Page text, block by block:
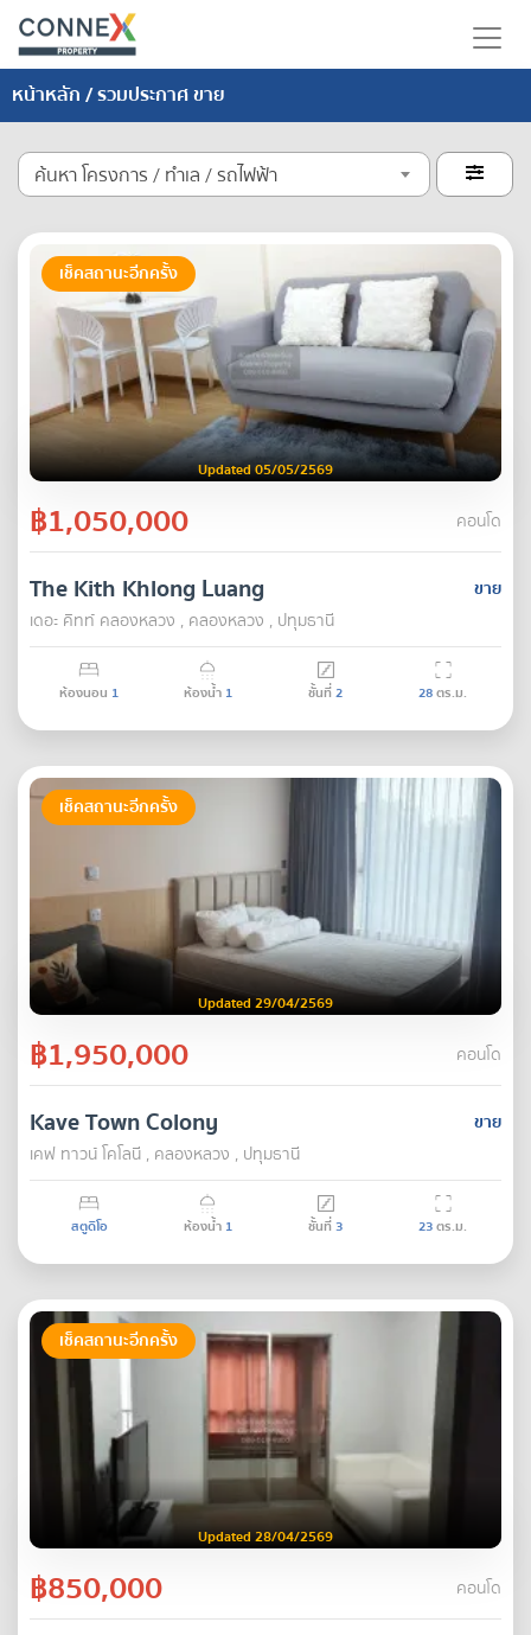
หน้าหลัก/ รวมประกาศ ขาย
ค้นหา โครงการ / ทำเล / รถไฟฟ้า 
เช็คสถานะอีกครั้ง
Updated 05/05/2569
฿1,050,000 คอนโด
ขาย
The Kith Khlong Luang
เดอะ คิทท์ คลองหลวง , คลองหลวง , ปทุมธานี
ห้องนอน 1 ห้องน้ำ 1 ชั้นที่2 28ตร.ม.
เช็คสถานะอีกครั้ง
Updated 29/04/2569
฿1,950,000 คอนโด
ขาย
Kave Town Colony
เคฟ ทาวน์ โคโลนี , คลองหลวง , ปทุมธานี
สตูดิโอ ห้องน้ำ 1 ชั้นที่3 23ตร.ม.
เช็คสถานะอีกครั้ง
Updated 28/04/2569
฿850,000 คอนโด